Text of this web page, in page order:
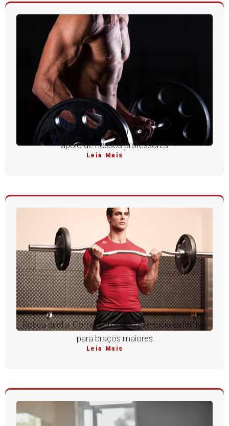
Aprenda a rosca direta com execução perfeita e
apoio de nossos professores
Leia Mais
Rosca direta: Como dominar o exercício definitivo
para braços maiores
Leia Mais